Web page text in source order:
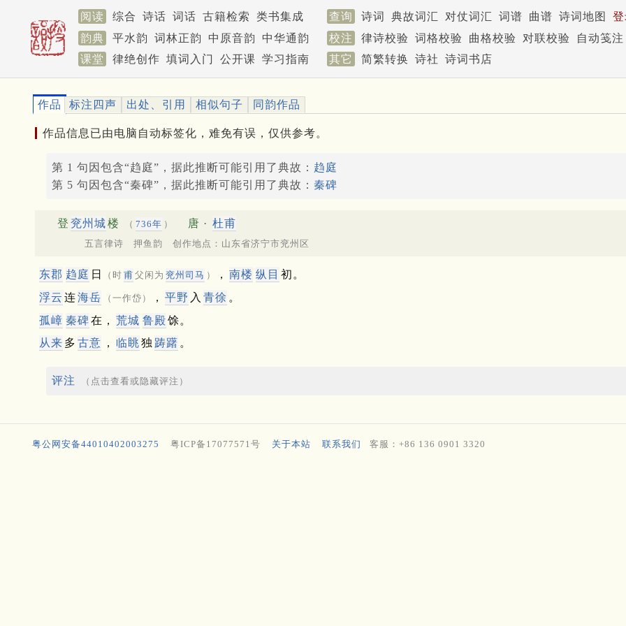
阅读 综合 诗话 词话 古籍检索 类书集成 查询 诗词 典故词汇 对仗词汇 词谱 曲谱 诗词地图
韵典
平水韵 词林正韵 中原音韵 中华通韵 校注 律诗校验 词格校验 曲格校验 对联校验
自动笺注
课堂
律绝创作 填词入门 公开课 学习指南 其它 简繁转换 诗社 诗词书店
作品 标注四声 出处、引用 相似句子 同韵作品
作品信息已由电脑自动标签化，难免有误，仅供参考。
第 1 句因包含“趋庭”，据此推断可能引用了典故： 趋庭
第 5 句因包含“秦碑”，据此推断可能引用了典故： 秦碑
登 兖州城楼 （ 736年 ） 唐 · 杜甫
五言律诗 押鱼韵 创作地点：山东省济宁市兖州区
东郡 趋庭 日 （时 甫 父闲为 兖州 司马 ） ， 南楼 纵目 初。
浮云 连海岳 （一作岱） ， 平野 入 青徐 。
孤嶂 秦碑在， 荒城 鲁殿馀。
从来 多 古意 ， 临眺独 踌躇 。
评注 （点击查看或隐藏评注）
粤公网安备44010402003275 粤ICP备17077571号 关于本站 联系我们 客服：+86 136 0901 3320